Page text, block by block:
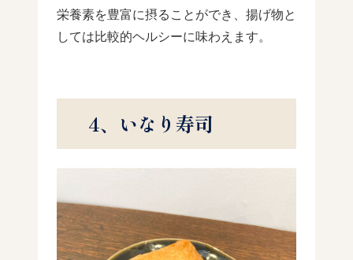
栄養素を豊富に摂ることができ、揚げ物と
しては比較的ヘルシーに味わえます。
4、いなり寿司